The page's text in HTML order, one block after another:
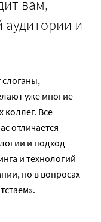
вам,
аудитории и
слоганы,
уже многие
Все
отличается
и подход
и технологий
но в вопросах